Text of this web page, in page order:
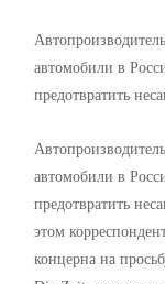
автомобили в
предотвратить
автомобили в
предотвратить
этом
концерна на